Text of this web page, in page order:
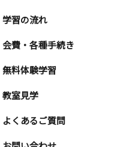
学習の流れ
会費・各種手続き
無料体験学習
教室見学
よくあるご質問